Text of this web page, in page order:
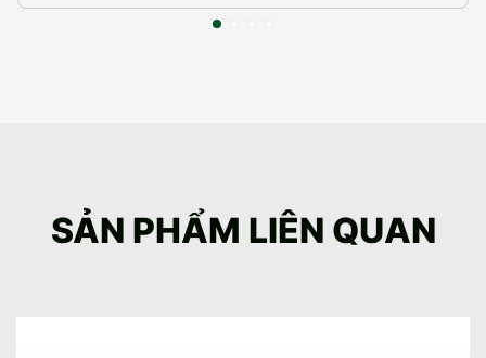
SẢN PHẨM LIÊN QUAN